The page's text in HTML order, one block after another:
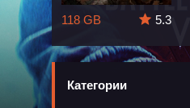
5.7
118 GB
5.3
Категории